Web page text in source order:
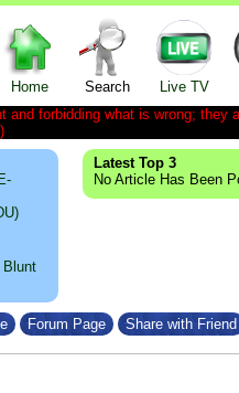
Home Search Live TV
forbidding what is wrong; they
Blunt
Latest Top 3
No Article Has Been
Forum Page Share with Friend